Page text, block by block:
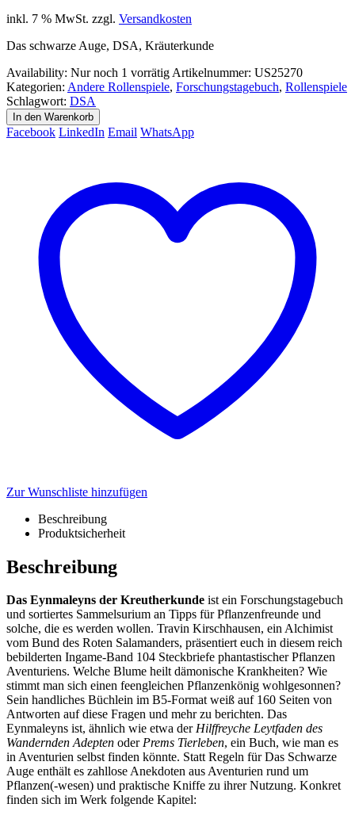
inkl. 7 % MwSt. zzgl. Versandkosten
Das schwarze Auge, DSA, Kräuterkunde
Availability: Nur noch 1 vorrätig Artikelnummer: US25270
Kategorien: Andere Rollenspiele, Forschungstagebuch, Rollenspiele
Schlagwort: DSA
In den Warenkorb
Facebook LinkedIn Email WhatsApp
Zur Wunschliste hinzufügen
Beschreibung
Produktsicherheit
Beschreibung
Das Eynmaleyns der Kreutherkunde ist ein Forschungstagebuch
und sortiertes Sammelsurium an Tipps für Pflanzenfreunde und
solche, die es werden wollen. Travin Kirschhausen, ein Alchimist
vom Bund des Roten Salamanders, präsentiert euch in diesem reich
bebilderten Ingame-Band 104 Steckbriefe phantastischer Pflanzen
Aventuriens. Welche Blume heilt dämonische Krankheiten? Wie
stimmt man sich einen feengleichen Pflanzenkönig wohlgesonnen?
Sein handliches Büchlein im B5-Format weiß auf 160 Seiten von
Antworten auf diese Fragen und mehr zu berichten. Das
Eynmaleyns ist, ähnlich wie etwa derHilffreyche Leytfaden des
Wandernden Adepten oderPrems Tierleben, ein Buch, wie man es
in Aventurien selbst finden könnte. Statt Regeln für Das Schwarze
Auge enthält es zahllose Anekdoten aus Aventurien rund um
Pflanzen(-wesen) und praktische Kniffe zu ihrer Nutzung. Konkret
finden sich im Werk folgende Kapitel: